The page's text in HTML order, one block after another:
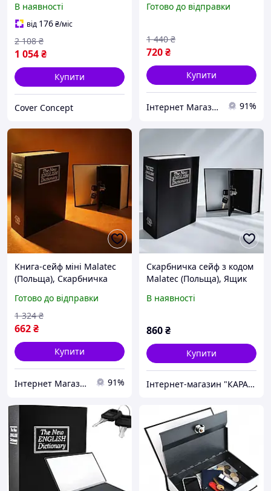
скарбничка для грошей,
Грошовий ящик під стіл,
FRC
В наявності
від 176₴/міс
1 054₴
2 108 ₴
Купити
Cover Concept
замком, Скарбничка для
Готово до відправки
720₴
1 440 ₴
Купити
Інтернет Магазин "StepShop" 91%
Книга-сейф міні Malatec
(Польща), Скарбничка
книга сейф, Сейф
скарбничка, Металева
скарбничка, MTS
Готово до відправки
662₴
1 324 ₴
Купити
Інтернет Магазин "StepShop" 91%
Скарбничка сейф з кодом
Malatec (Польща), Ящик
Книга сейф метал, Книга
В наявності
860₴
Купити
Інтернет-магазин "КАРАПУЗИК"